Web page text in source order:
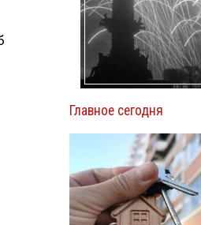
Главное сегодня